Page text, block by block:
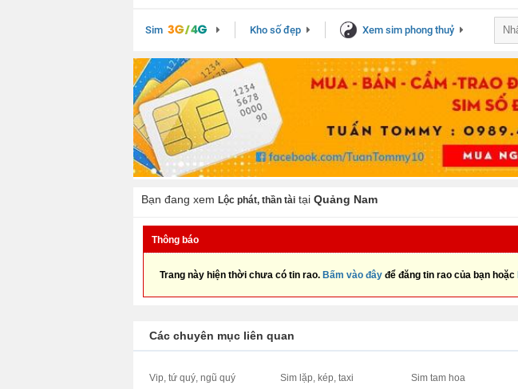
Sim Kho số đẹp Xem sim phong thuỷ
Bạn đang xem Lộc phát, thần tài tại Quảng Nam
Thông báo
Trang này hiện thời chưa có tin rao. Bấm vào đây để đăng tin rao của bạn hoặc
Các chuyên mục liên quan
Vip, tứ quý, ngũ quý Sim lặp, kép, taxi Sim tam hoa